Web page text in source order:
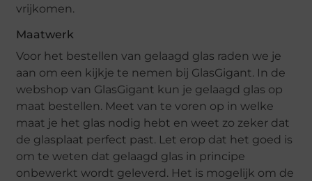
vrijkomen.
Maatwerk
Voor het bestellen van gelaagd glas raden we je
aan om een kijkje te nemen bij GlasGigant. In de
webshop van GlasGigant kun je gelaagd glas op
maat bestellen. Meet van te voren op in welke
maat je het glas nodig hebt en weet zo zeker dat
de glasplaat perfect past. Let erop dat het goed is
om te weten dat gelaagd glas in principe
onbewerkt wordt geleverd. Het is mogelijk om de